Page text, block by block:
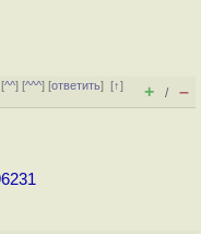
^^] [^^^] [ответить][↑]
+ / –